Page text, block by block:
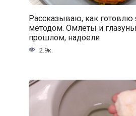
Рассказываю, как
методом. Омлеты и
прошлом, надоели
2.9к.